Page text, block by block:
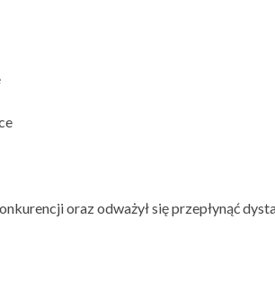
oraz odważył się przepłynąć